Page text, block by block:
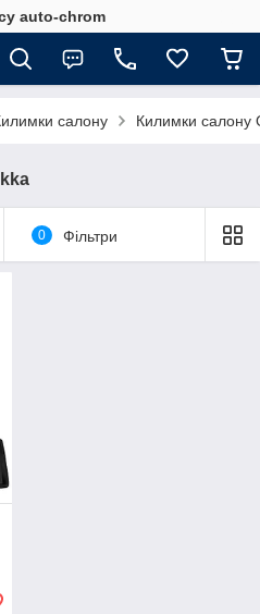
auto-chrom
салону Килимки салону
0 Фільтри